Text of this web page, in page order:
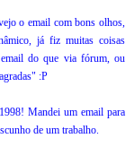
o email com bons olhos,
já fiz muitas coisas
do que via fórum, ou
:P
Mandei um email para
de um trabalho.